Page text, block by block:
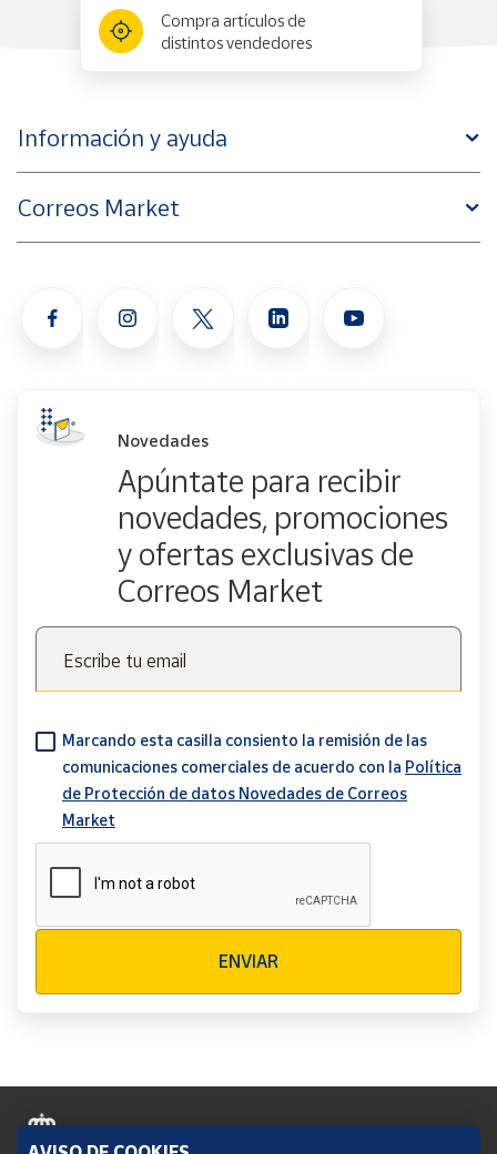
Compra artículos de
distintos vendedores
Información y ayuda
Correos Market
Novedades
Apúntate para recibir
novedades, promociones
y ofertas exclusivas de
Correos Market
Escribe tu email
Marcando esta casilla consiento la remisión de las
comunicaciones comerciales de acuerdo con la Política
de Protección de datos Novedades de Correos
Market
ENVIAR